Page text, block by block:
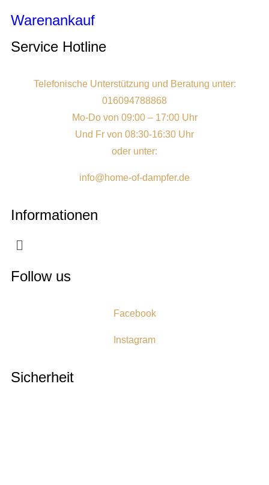
Warenankauf
Service Hotline
Telefonische Unterstützung und Beratung unter:
016094788868
Mo-Do von 09:00 – 17:00 Uhr
Und Fr von 08:30-16:30 Uhr
oder unter:
info@home-of-dampfer.de
Informationen
Follow us
Facebook
Instagram
Sicherheit